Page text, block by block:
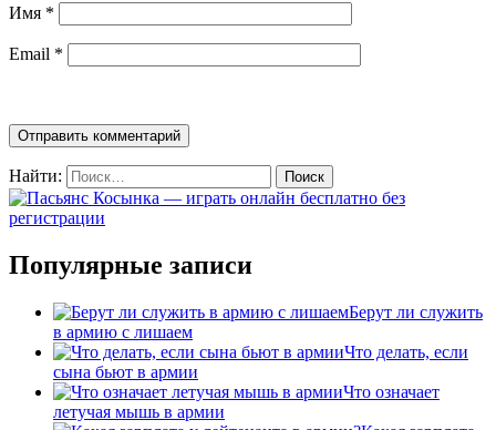
Имя *
Email *
Найти:
Популярные записи
Берут ли служить
в армию с лишаем
Что делать, если
сына бьют в армии
Что означает
летучая мышь в армии